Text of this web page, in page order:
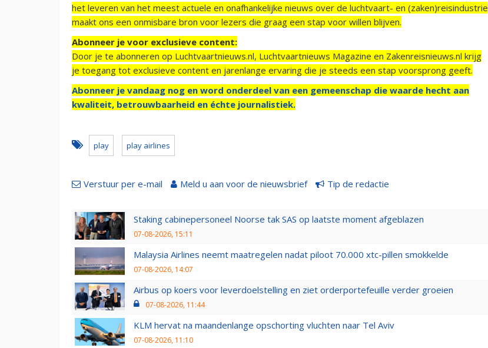
het leveren van het meest actuele en onafhankelijke nieuws over de luchtvaart- en (zaken)reisindustrie
maakt ons een onmisbare bron voor lezers die graag een stap voor willen blijven.
Abonneer je voor exclusieve content:
Door je te abonneren op Luchtvaartnieuws.nl, Luchtvaartnieuws Magazine en Zakenreisnieuws.nl krijg
je toegang tot exclusieve content en jarenlange ervaring die je steeds een stap voorsprong geeft.
Abonneer je vandaag nog en word onderdeel van een gemeenschap die waarde hecht aan
kwaliteit, betrouwbaarheid en échte journalistiek.
play play airlines
Verstuur per e-mail Meld u aan voor de nieuwsbrief Tip de redactie
Staking cabinepersoneel Noorse tak SAS op laatste moment afgeblazen
07-08-2026, 15:11
Malaysia Airlines neemt maatregelen nadat piloot 70.000 xtc-pillen smokkelde
07-08-2026, 14:07
Airbus op koers voor leverdoelstelling en ziet orderportefeuille verder groeien
07-08-2026, 11:44
KLM hervat na maandenlange opschorting vluchten naar Tel Aviv
07-08-2026, 11:10